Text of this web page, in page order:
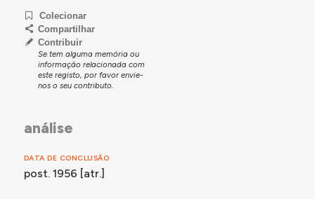
Colecionar
Compartilhar
Contribuir
Se tem alguma memória ou
informação relacionada com
este registo, por favor envie-
nos o seu contributo.
análise
DATA DE CONCLUSÃO
post. 1956 [atr.]